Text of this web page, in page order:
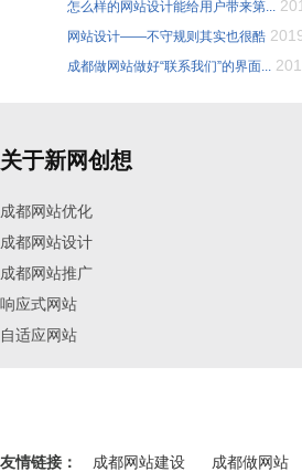
怎么样的网站设计能给用户带来第...
网站设计——不守规则其实也很酷
成都做网站做好“联系我们”的界面...
关于新网创想
成都网站优化
成都网站设计
成都网站推广
响应式网站
自适应网站
友情链接： 成都网站建设 成都做网站